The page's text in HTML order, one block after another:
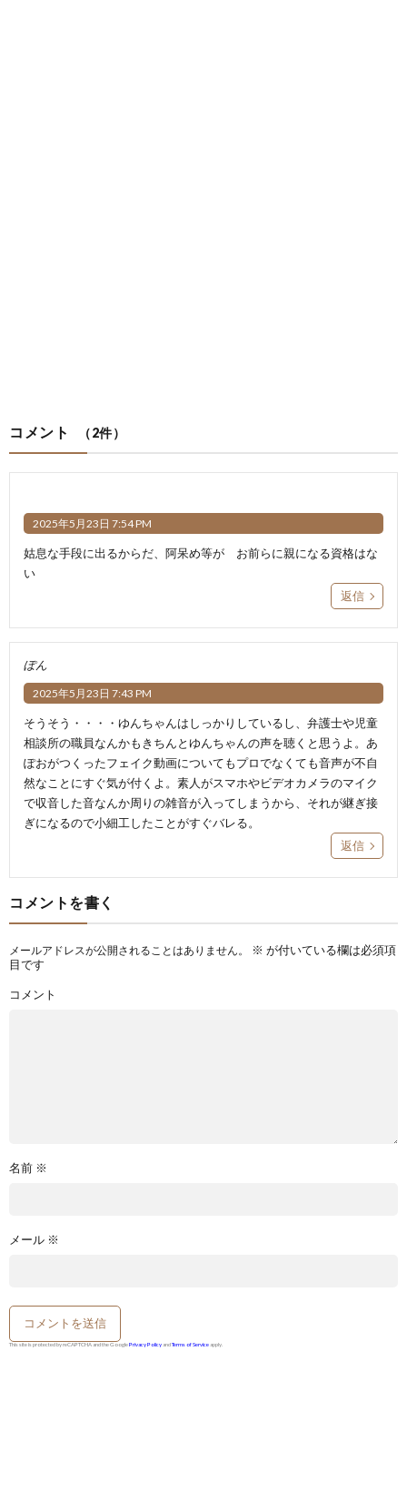
コメント （2件）
2025年5月23日 7:54 PM
姑息な手段に出るからだ、阿呆め等が お前らに親になる資格はな
い
返信
ぽん
2025年5月23日 7:43 PM
そうそう・・・・ゆんちゃんはしっかりしているし、弁護士や児童
相談所の職員なんかもきちんとゆんちゃんの声を聴くと思うよ。あ
ぽおがつくったフェイク動画についてもプロでなくても音声が不自
然なことにすぐ気が付くよ。素人がスマホやビデオカメラのマイク
で収音した音なんか周りの雑音が入ってしまうから、それが継ぎ接
ぎになるので小細工したことがすぐバレる。
返信
コメントを書く
メールアドレスが公開されることはありません。 ※ が付いている欄は必須項
目です
コメント
名前 ※
メール ※
This site is protected by reCAPTCHA and the GooglePrivacy Policy andTerms of Service apply.